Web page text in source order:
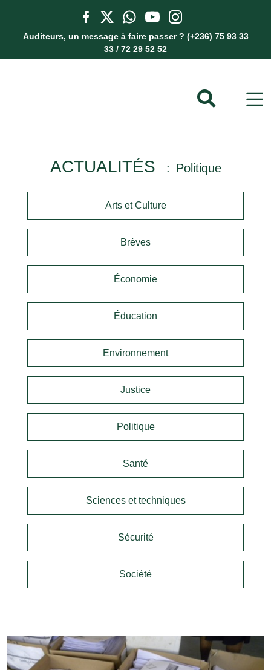
Auditeurs, un message à faire passer ? (+236) 75 93 33
33 / 72 29 52 52
ACTUALITÉS Politique
Arts et Culture
Brèves
Économie
Éducation
Environnement
Justice
Politique
Santé
Sciences et techniques
Sécurité
Société